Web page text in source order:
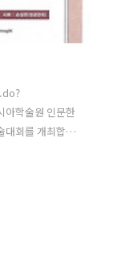
학술원 인문한
대회를 개최합니
국제관 5층